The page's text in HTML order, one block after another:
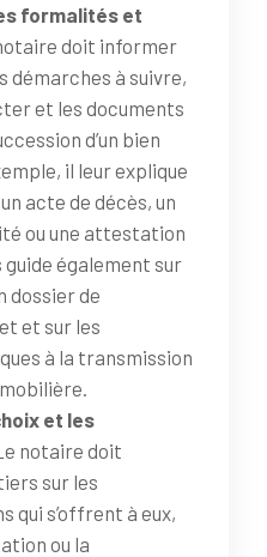
formalités et
doit informer
démarches à suivre,
et les documents
d’un bien
il leur explique
acte de décès, un
ou une attestation
également sur
dossier de
et sur les
à la transmission
et les
notaire doit
sur les
qui s’offrent à eux,
ou la